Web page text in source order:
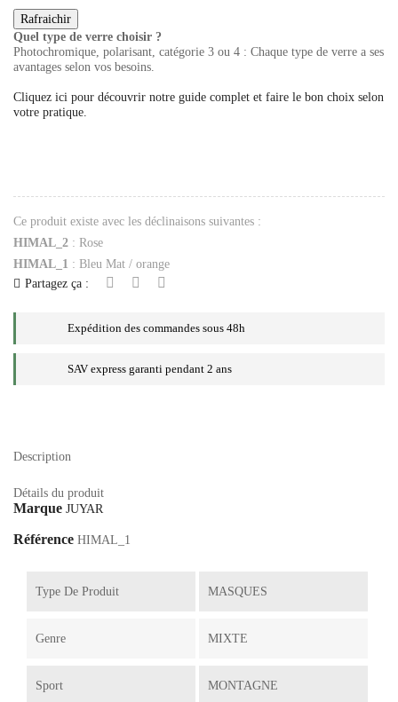
Quel type de verre choisir ?
Photochromique, polarisant, catégorie 3 ou 4 : Chaque type de verre a ses
avantages selon vos besoins.
Cliquez ici pour découvrir notre guide complet et faire le bon choix selon
votre pratique.
Ce produit existe avec les déclinaisons suivantes :
HIMAL_2 : Rose
HIMAL_1 : Bleu Mat / orange
Partagez ça :
Expédition des commandes sous 48h
SAV express garanti pendant 2 ans
Description
Détails du produit
Marque JUYAR
Référence HIMAL_1
Type De Produit MASQUES
Genre MIXTE
Sport MONTAGNE